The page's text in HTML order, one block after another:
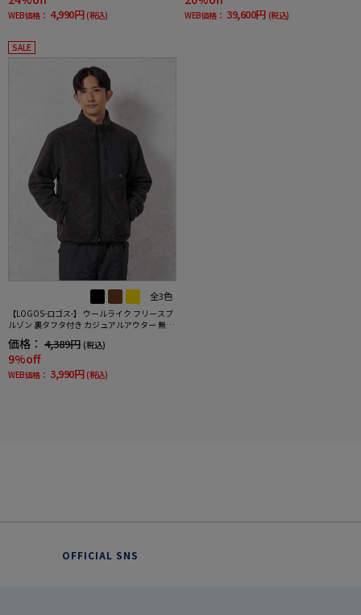
WEB価格： 4,990円 (税込) WEB価格： 39,600円 (税込)
SALE
全3色
【LOGOS-ロゴス-】 ウールライク フリースブ
ルゾン 裏タフタ付き カジュアルアウター 無地
秋冬
価格： 4,389円 (税込)
9%off
WEB価格： 3,990円 (税込)
OFFICIAL SNS